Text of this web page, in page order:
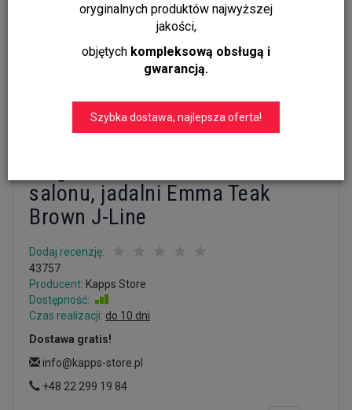
oryginalnych produktów najwyższej
jakości,
objętych kompleksową obsługą i
gwarancją.
Szybka dostawa, najlepsza oferta!
salonu, jadalni Emma Teak
Brown J-Line
Dodaj recenzję:
43757
Producent: Kapps Store
Dostępność:
Czas realizacji: do 10 dni
Dostawa gratis!
info@kapps-store.pl
+48 22 299 19 84